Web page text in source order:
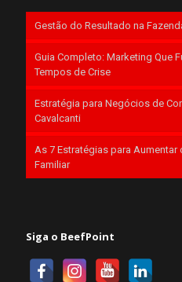
Gestão do Resultado na
Guia Completo: Marketing Que
Tempos de Crise
Estratégia para Negócios de
Cavalcanti
As 7 Estratégias para Aumentar
Familiar
Siga o BeefPoint